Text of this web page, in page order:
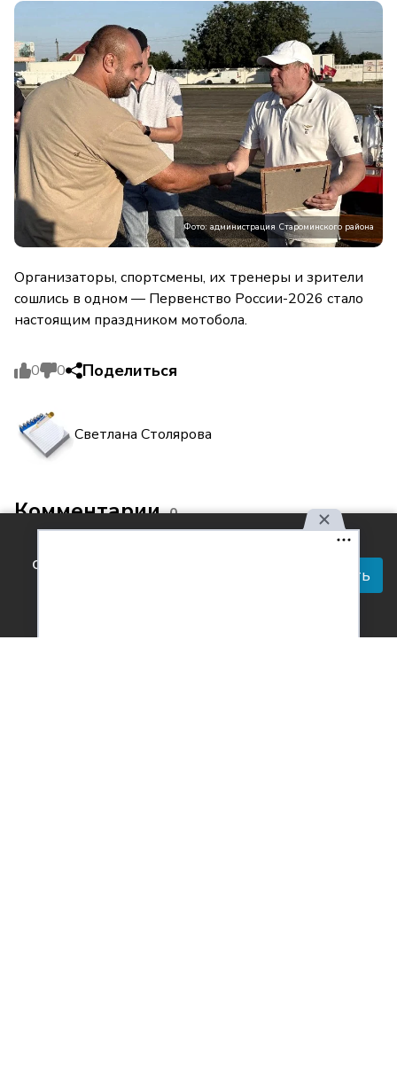
Фото: администрация Староминского района
Организаторы, спортсмены, их тренеры и зрители
сошлись в одном — Первенство России-2026 стало
настоящим праздником мотобола.
0 0 Поделиться
Светлана Столярова
Комментарии 0
соглашаетесь с правилами
Принять